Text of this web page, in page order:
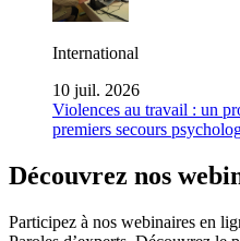
International
10 juil. 2026
Violences au travail : un
premiers secours
Découvrez nos
Participez à nos webinaires en